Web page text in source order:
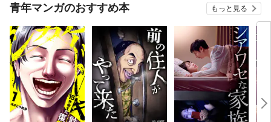
青年マンガのおすすめ本 もっと見る